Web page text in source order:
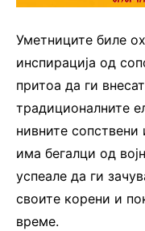
Уметниците биле
инспирација од
притоа да ги
традиционалните
нивните сопствени
има бегалци од
успеале да ги
своите корени и
време.